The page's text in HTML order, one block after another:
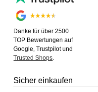
Danke für über 2500
TOP Bewertungen auf
Google, Trustpilot und
Trusted Shops
Sicher einkaufen